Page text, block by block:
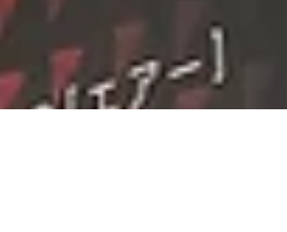
た。お手数ですが赤塚郵便局前交差点を右
し、矢印のようにお越しください。ご不便
おかけいたしますがよろしくお願いいたし
す。